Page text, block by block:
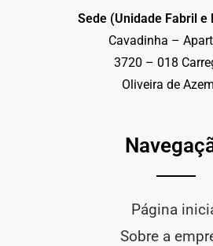
Sede (Unidade Fabril e
Cavadinha –
3720 – 018
Oliveira de
Página
Sobre a